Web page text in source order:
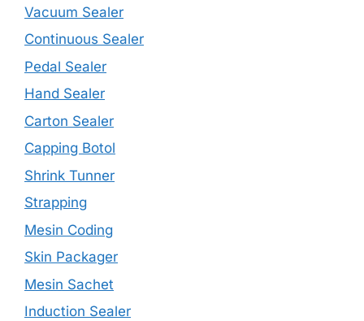
Vacuum Sealer
Continuous Sealer
Pedal Sealer
Hand Sealer
Carton Sealer
Capping Botol
Shrink Tunner
Strapping
Mesin Coding
Skin Packager
Mesin Sachet
Induction Sealer